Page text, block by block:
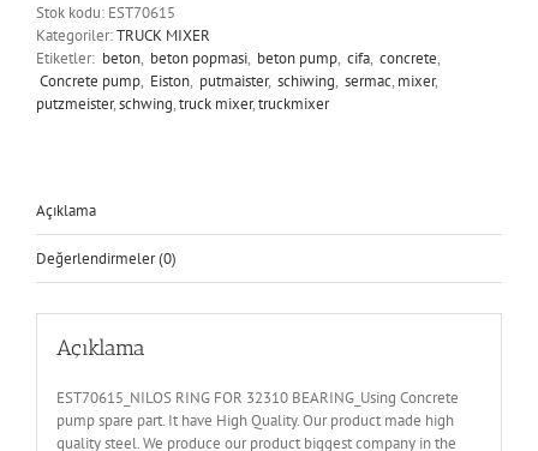
adet
Stok kodu: EST70615
Kategoriler:TRUCK MIXER
Etiketler: beton, beton popmasi, beton pump, cifa, concrete,
Concrete pump, Eiston, putmaister, schiwing, sermac, mixer,
putzmeister,schwing,truck mixer,truckmixer
Açıklama
Değerlendirmeler (0)
Açıklama
EST70615_NILOS RING FOR 32310 BEARING_Using Concrete
pump spare part. It have High Quality. Our product made high
quality steel. We produce our product biggest company in the